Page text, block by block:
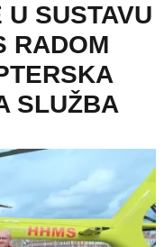
SUSTAVU
RADOM
SLUŽBA